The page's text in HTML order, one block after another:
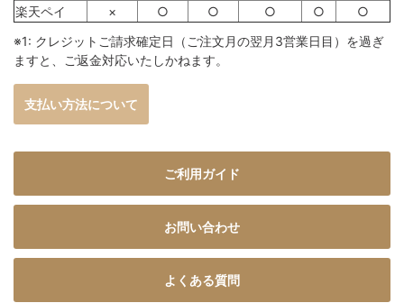
楽天ペイ × ○ ○ ○ ○
○
※1: クレジットご請求確定日（ご注文月の翌月3営業日目）を過ぎ
ますと、ご返金対応いたしかねます。
支払い方法について
ご利用ガイド
お問い合わせ
よくある質問